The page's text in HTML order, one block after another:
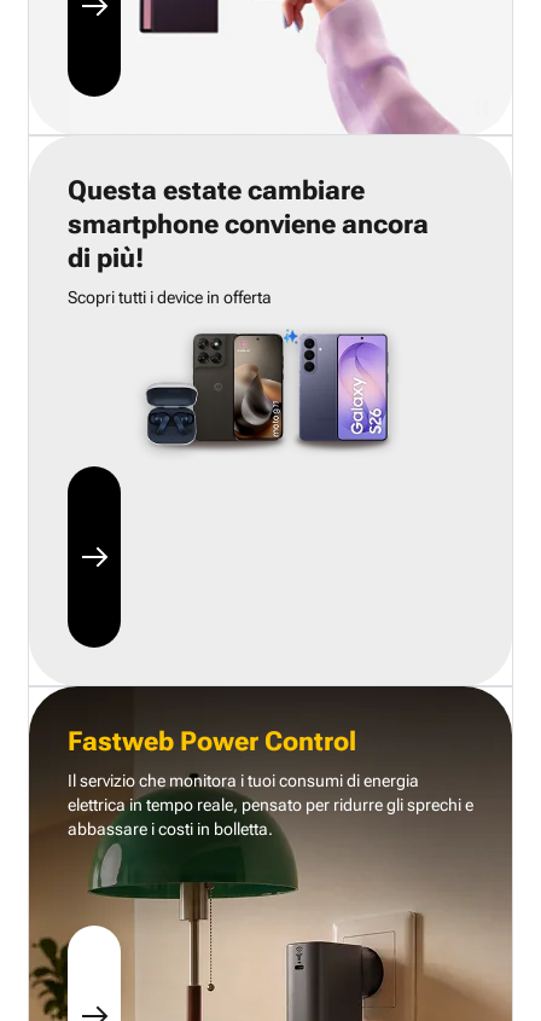
Questa estate cambiare
smartphone conviene ancora
di più!
Scopri tutti i device in offerta
Fastweb Power Control
Il servizio che monitora i tuoi consumi di energia
elettrica in tempo reale, pensato per ridurre gli sprechi e
abbassare i costi in bolletta.